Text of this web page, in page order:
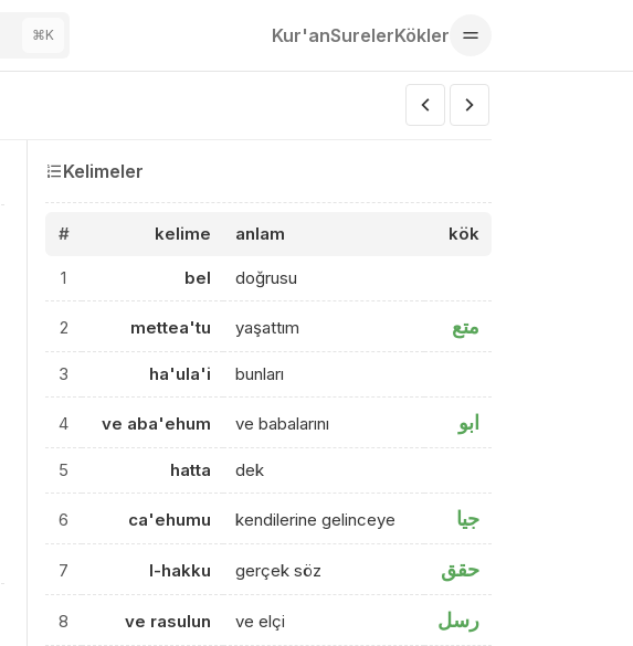
⌘K Kur'anSurelerKökler
Kelimeler
# kelime anlam kök
1 bel doğrusu
2 mettea'tu yaşattım متع
3 ha'ula'i bunları
4 ve aba'ehum ve babalarını ابو
5 hatta dek
6 ca'ehumu kendilerine gelinceye جيا
7 l-hakku gerçek söz حقق
8 ve rasulun ve elçi رسل